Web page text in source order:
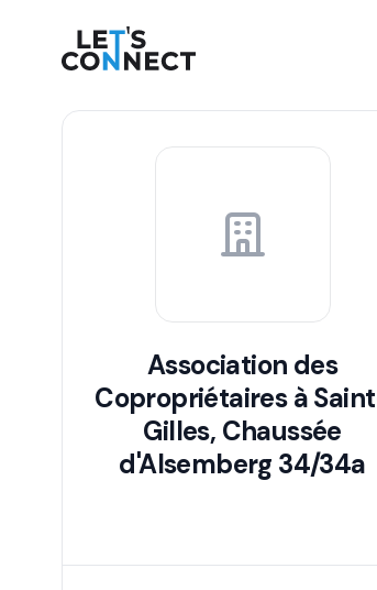
Let's Connect
Association des
Copropriétaires à
Gilles, Chaussée
d'Alsemberg 34/34a